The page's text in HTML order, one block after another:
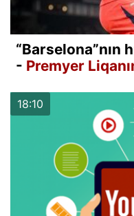
“Barselona”nın
- Premyer
18:10